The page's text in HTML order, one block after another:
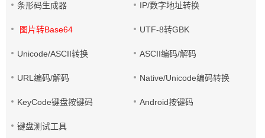
条形码生成器 IP/数字地址转换
图片转Base64 UTF-8转GBK
Unicode/ASCII转换 ASCII编码/解码
URL编码/解码 Native/Unicode编码转换
KeyCode键盘按键码 Android按键码
键盘测试工具